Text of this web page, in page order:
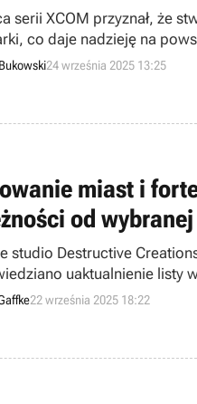
serii XCOM przyznał, że
co daje nadzieję na
24 września 2025 13:25
miast i
od
studio Destructive
uaktualnienie listy
22 września 2025 18:22